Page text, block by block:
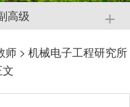
高级 +
师> 机械电子工程研究所